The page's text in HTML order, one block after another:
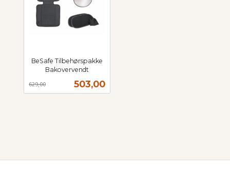
BeSafe Tilbehørspakke
Bakovervendt
Tilbud
503,00
629,00
mva.